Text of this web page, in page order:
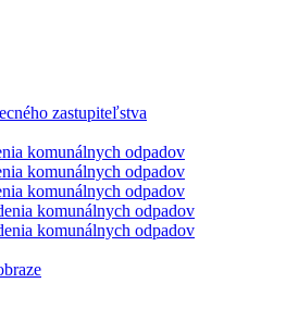
zastupiteľstva
komunálnych odpadov
komunálnych odpadov
komunálnych odpadov
komunálnych odpadov
komunálnych odpadov